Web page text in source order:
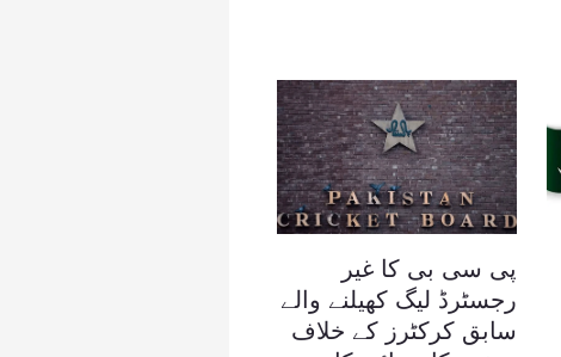
پی سی بی کا غیر
رجسٹرڈ لیگ کھیلنے والے
سابق کرکٹرز کے خلاف